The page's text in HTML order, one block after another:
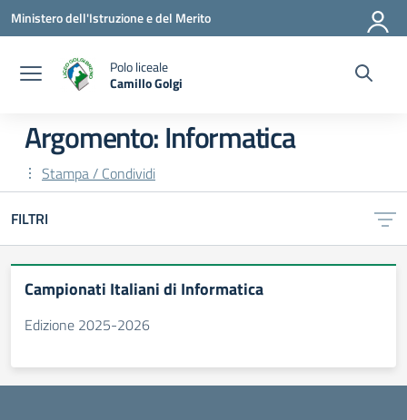
Vai ai contenuti
Vai al menu di navigazione
Vai al footer
Ministero dell'Istruzione e del Merito
Polo liceale
Camillo Golgi
— Visita la pagina iniziale della scuola
Argomento: Informatica
Stampa / Condividi
FILTRI
Campionati Italiani di Informatica
Edizione 2025-2026